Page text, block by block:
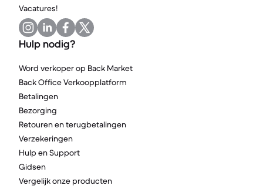
Vacatures!
Hulp nodig?
Word verkoper op Back Market
Back Office Verkoopplatform
Betalingen
Bezorging
Retouren en terugbetalingen
Verzekeringen
Hulp en Support
Gidsen
Vergelijk onze producten